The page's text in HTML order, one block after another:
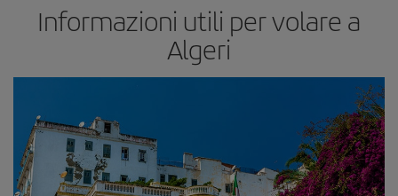
Informazioni utili per volare a
Algeri